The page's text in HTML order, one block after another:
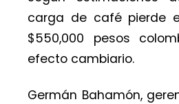
carga de café pierde
$550,000 pesos
efecto cambiario.
Germán Bahamón,